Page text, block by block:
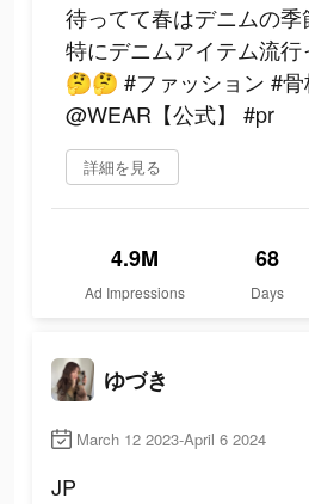
待ってて春はデニムの
特にデニムアイテム流
🤔🤔 #ファッション #
@WEAR【公式】 #pr
詳細を見る
4.9M
Ad Impressions
68
Days
ゆづき
March 12 2023-April 6 2024
JP